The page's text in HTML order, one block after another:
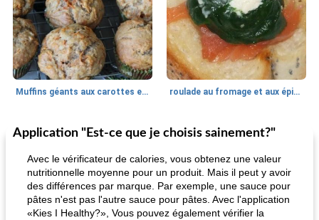
Muffins géants aux carottes et à la banane de Nif roulade au fromage et aux épinards
30min
Marques de confiance: recettes et
astuces
Viande et volaille
Application "Est-ce que je choisis sainement?"
Avec le vérificateur de calories, vous obtenez une valeur
nutritionnelle moyenne pour un produit. Mais il peut y avoir
des différences par marque. Par exemple, une sauce pour
pâtes n'est pas l'autre sauce pour pâtes. Avec l'application
«Kies I Healthy?», Vous pouvez également vérifier la